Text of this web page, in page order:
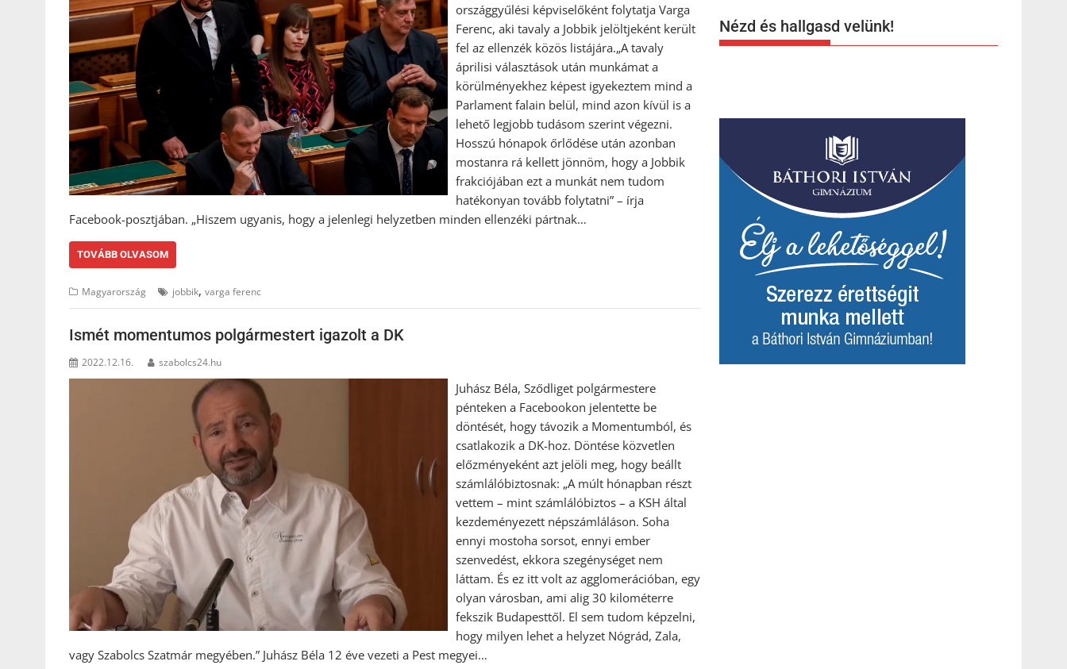
országgyűlési képviselőként folytatja Varga
Ferenc, aki tavaly a Jobbik jelöltjeként került
fel az ellenzék közös listájára.„A tavaly
áprilisi választások után munkámat a
körülményekhez képest igyekeztem mind a
Parlament falain belül, mind azon kívül is a
lehető legjobb tudásom szerint végezni.
Hosszú hónapok őrlődése után azonban
mostanra rá kellett jönnöm, hogy a Jobbik
frakciójában ezt a munkát nem tudom
hatékonyan tovább folytatni” – írja
Facebook-posztjában. „Hiszem ugyanis, hogy a jelenlegi helyzetben minden ellenzéki pártnak…
TOVÁBB OLVASOM
Magyarország jobbik, varga ferenc
Ismét momentumos polgármestert igazolt a DK
2022.12.16. szabolcs24.hu
Juhász Béla, Sződliget polgármestere
pénteken a Facebookon jelentette be
döntését, hogy távozik a Momentumból, és
csatlakozik a DK-hoz. Döntése közvetlen
előzményeként azt jelöli meg, hogy beállt
számlálóbiztosnak: „A múlt hónapban részt
vettem – mint számlálóbiztos – a KSH által
kezdeményezett népszámláláson. Soha
ennyi mostoha sorsot, ennyi ember
szenvedést, ekkora szegénységet nem
láttam. És ez itt volt az agglomerációban, egy
olyan városban, ami alig 30 kilométerre
fekszik Budapesttől. El sem tudom képzelni,
hogy milyen lehet a helyzet Nógrád, Zala,
vagy Szabolcs Szatmár megyében.” Juhász Béla 12 éve vezeti a Pest megyei…
Nézd és hallgasd velünk!